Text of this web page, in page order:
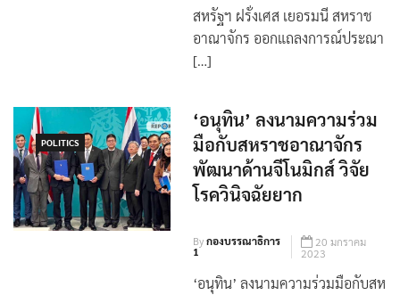
สหรัฐฯ ฝรั่งเศส เยอรมนี สหราช
อาณาจักร ออกแถลงการณ์ประณา
[…]
POLITICS
‘อนุทิน’ ลงนามความร่วม
มือกับสหราชอาณาจักร
พัฒนาด้านจีโนมิกส์ วิจัย
โรควินิจฉัยยาก
Byกองบรรณาธิการ
1
20 มกราคม
2023
‘อนุทิน’ ลงนามความร่วมมือกับสห